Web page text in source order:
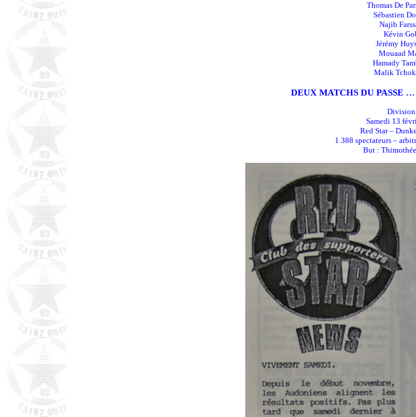
Thomas De
Sébastien
Najib
Kévin
Jérémy
Mouaad
Hamady
Malik
DEUX MATCHS DU PASSE
Division
Samedi 13
Red Star –
1 388 spectateurs –
But :